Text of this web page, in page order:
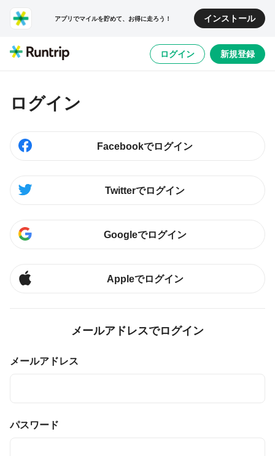
アプリでマイルを貯めて、お得に走ろう！ インストール
ログイン 新規登録
ログイン
Facebookでログイン
Twitterでログイン
Googleでログイン
Appleでログイン
メールアドレスでログイン
メールアドレス
パスワード